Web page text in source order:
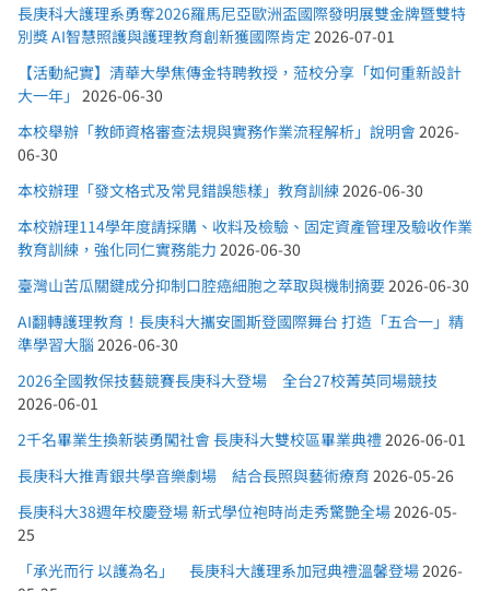
長庚科大護理系勇奪2026羅馬尼亞歐洲盃國際發明展雙金牌暨雙特
別獎 AI智慧照護與護理教育創新獲國際肯定 2026-07-01
【活動紀實】清華大學焦傳金特聘教授，蒞校分享「如何重新設計
大一年」
2026-06-30
本校舉辦「教師資格審查法規與實務作業流程解析」說明會 2026-
06-30
本校辦理「發文格式及常見錯誤態樣」教育訓練 2026-06-30
本校辦理114學年度請採購、收料及檢驗、固定資產管理及驗收作業
教育訓練，強化同仁實務能力 2026-06-30
臺灣山苦瓜關鍵成分抑制口腔癌細胞之萃取與機制摘要 2026-06-30
AI翻轉護理教育！長庚科大攜安圖斯登國際舞台 打造「五合一」精
準學習大腦 2026-06-30
2026全國教保技藝競賽長庚科大登場 全台27校菁英同場競技
2026-06-01
2千名畢業生換新裝勇闖社會 長庚科大雙校區畢業典禮 2026-06-01
長庚科大推青銀共學音樂劇場 結合長照與藝術療育 2026-05-26
長庚科大38週年校慶登場 新式學位袍時尚走秀驚艷全場 2026-05-
25
「承光而行 以護為名」 長庚科大護理系加冠典禮溫馨登場 2026-